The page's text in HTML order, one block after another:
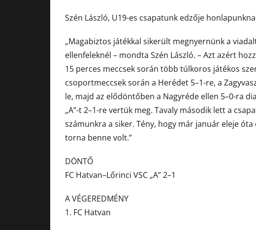
Szén László, U19-es csapatunk edzője
„Magabiztos játékkal sikerült megnyernünk a
ellenfeleknél – mondta Szén László. – Azt azért
15 perces meccsek során több túlkoros játékos
csoportmeccsek során a Herédet 5–1-re, a
le, majd az elődöntőben a Nagyréde ellen 5–0-ra
„A”-t 2–1-re vertük meg. Tavaly második lett a
számunkra a siker. Tény, hogy már január eleje
torna benne volt.”
DÖNTŐ
FC Hatvan–Lőrinci VSC „A” 2–1
A VÉGEREDMÉNY
1. FC Hatvan